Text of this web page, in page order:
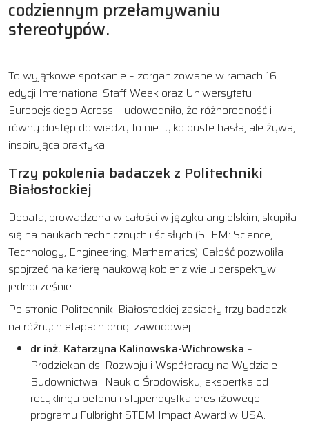
codziennym przełamywaniu
stereotypów.
To wyjątkowe spotkanie – zorganizowane w ramach 16.
edycji International Staff Week oraz Uniwersytetu
Europejskiego Across – udowodniło, że różnorodność i
równy dostęp do wiedzy to nie tylko puste hasła, ale żywa,
inspirująca praktyka.
Trzy pokolenia badaczek z Politechniki
Białostockiej
Debata, prowadzona w całości w języku angielskim, skupiła
się na naukach technicznych i ścisłych (STEM: Science,
Technology, Engineering, Mathematics). Całość pozwoliła
spojrzeć na karierę naukową kobiet z wielu perspektyw
jednocześnie.
Po stronie Politechniki Białostockiej zasiadły trzy badaczki
na różnych etapach drogi zawodowej:
dr inż. Katarzyna Kalinowska-Wichrowska –
Prodziekan ds. Rozwoju i Współpracy na Wydziale
Budownictwa i Nauk o Środowisku, ekspertka od
recyklingu betonu i stypendystka prestiżowego
programu Fulbright STEM Impact Award w USA.